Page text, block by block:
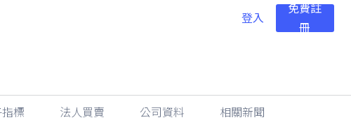
登入
免費註
冊
標 法人買賣 公司資料 相關新聞